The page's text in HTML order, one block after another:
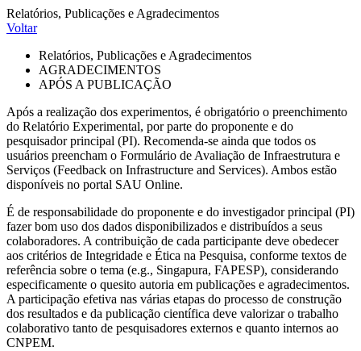
Relatórios, Publicações e Agradecimentos
Voltar
Relatórios, Publicações e Agradecimentos
AGRADECIMENTOS
APÓS A PUBLICAÇÃO
Após a realização dos experimentos, é obrigatório o preenchimento
do Relatório Experimental, por parte do proponente e do
pesquisador principal (PI). Recomenda-se ainda que todos os
usuários preencham o Formulário de Avaliação de Infraestrutura e
Serviços (Feedback on Infrastructure and Services). Ambos estão
disponíveis no portal SAU Online.
É de responsabilidade do proponente e do investigador principal (PI)
fazer bom uso dos dados disponibilizados e distribuídos a seus
colaboradores. A contribuição de cada participante deve obedecer
aos critérios de Integridade e Ética na Pesquisa, conforme textos de
referência sobre o tema (e.g., Singapura, FAPESP), considerando
especificamente o quesito autoria em publicações e agradecimentos.
A participação efetiva nas várias etapas do processo de construção
dos resultados e da publicação científica deve valorizar o trabalho
colaborativo tanto de pesquisadores externos e quanto internos ao
CNPEM.